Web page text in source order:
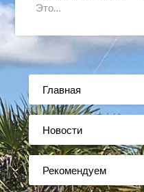
Это…
Главная
Новости
Рекомендуем